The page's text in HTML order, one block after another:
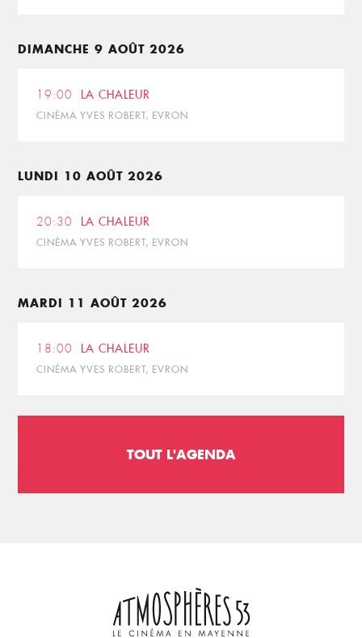
DIMANCHE 9 AOÛT 2026
19:00 LA CHALEUR
CINÉMA YVES ROBERT, EVRON
LUNDI 10 AOÛT 2026
20:30 LA CHALEUR
CINÉMA YVES ROBERT, EVRON
MARDI 11 AOÛT 2026
18:00 LA CHALEUR
CINÉMA YVES ROBERT, EVRON
TOUT L'AGENDA